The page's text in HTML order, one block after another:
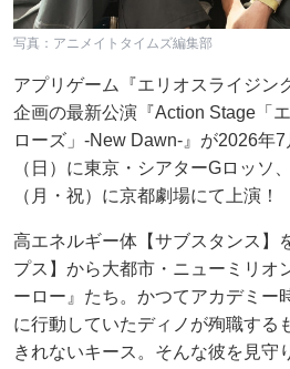
写真：アニメイトタイムズ編集部
アプリゲーム『エリオスライジン
企画の最新公演『Action Stage「
ローズ」-New Dawn-』が2026年
（日）に東京・シアターGロッソ
（月・祝）に京都劇場にて上演！
高エネルギー体【サブスタンス】
プス】から大都市・ニューミリオ
ーロー』たち。かつてアカデミー
に行動していたディノが殉職する
きれないキース。そんな彼を見守